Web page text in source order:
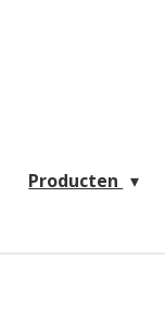
Producten